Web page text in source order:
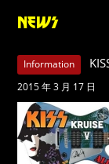
NEWS
Information
2015 年 3 月 17 日